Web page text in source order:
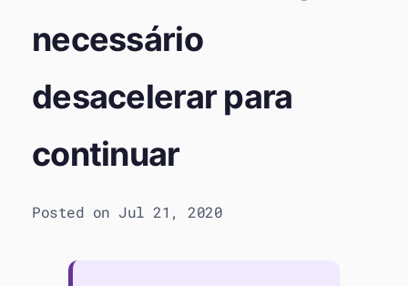
necessário
desacelerar para
continuar
Posted on Jul 21, 2020